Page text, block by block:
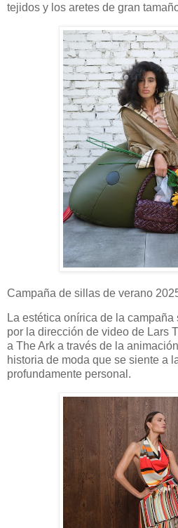
tejidos y los aretes de gran
Campaña de sillas de verano
La estética onírica de la
por la dirección de video de Lars
a The Ark a través de la
historia de moda que se siente a
profundamente personal.